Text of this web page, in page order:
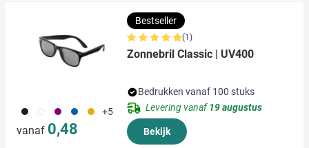
001 002 024 005 006 +5
vanaf 0,48
Bestseller
(1)
Zonnebril Classic | UV400
Bedrukken vanaf 100 stuks
Levering vanaf19 augustus
Bekijk